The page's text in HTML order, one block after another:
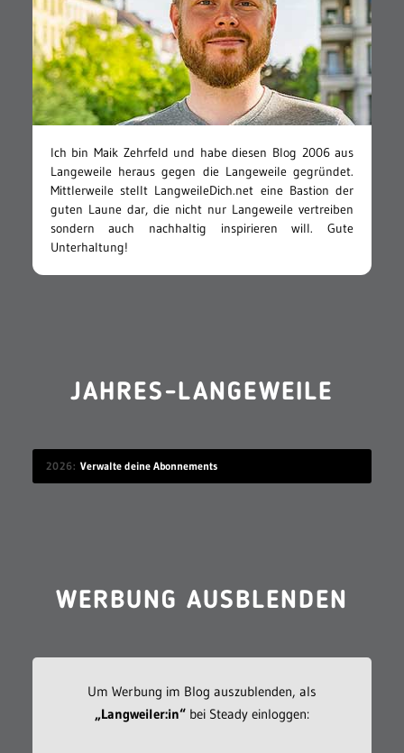
Ich bin Maik Zehrfeld und habe diesen Blog 2006 aus
Langeweile heraus gegen die Langeweile gegründet.
Mittlerweile stellt LangweileDich.net eine Bastion der
guten Laune dar, die nicht nur Langeweile vertreiben
sondern auch nachhaltig inspirieren will. Gute
Unterhaltung!
JAHRES-LANGEWEILE
2026 Verwalte deine Abonnements
WERBUNG AUSBLENDEN
Um Werbung im Blog auszublenden, als
„Langweiler:in“bei Steady einloggen: